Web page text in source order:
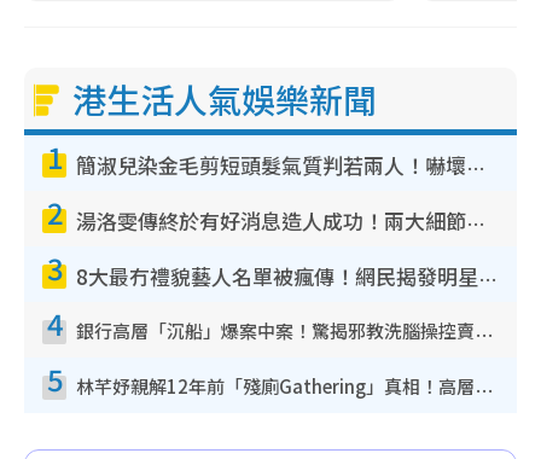
港生活人氣娛樂新聞
1 簡淑兒染金毛剪短頭髮氣質判若兩人！嚇壞老公麥大力都認唔出：「你做咩事？」
2 湯洛雯傳終於有好消息造人成功！兩大細節曝孕味極濃惹猜測：大肚婆先會咁！
3 8大最冇禮貌藝人名單被瘋傳！網民揭發明星真面目 一致數臭呢位係無品天花板？
4 銀行高層「沉船」爆案中案！驚揭邪教洗腦操控賣淫被吞600萬 幕後黑手講多錯多
5 林芊妤親解12年前「殘廁Gathering」真相！高層解約一句話重創尊嚴至今拒返TVB